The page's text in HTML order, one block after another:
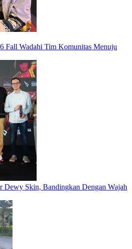
Fall Wadahi Tim Komunitas Menuju
Dewy Skin, Bandingkan Dengan Wajah